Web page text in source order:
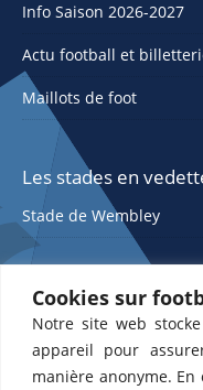
Cookies sur
Notre site web
appareil pour
manière anonyme.
Info Saison 2026-2027
Actu football et
Maillots de foot
Les stades en
Stade de Wembley